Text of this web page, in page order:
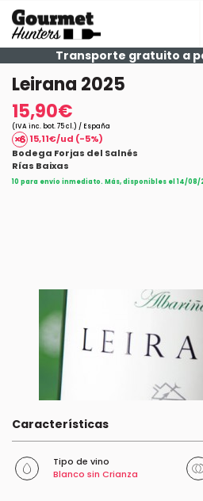
Transporte gratuito a
Leirana 2025
15,90€
(IVA inc. bot. 75 cl.) / España
15,11€/ud (-5%)
Bodega Forjas del Salnés
Rías Baixas
10 para envío inmediato. Más, disponibles el 14/08/
Características
Tipo de vino
Blanco sin Crianza